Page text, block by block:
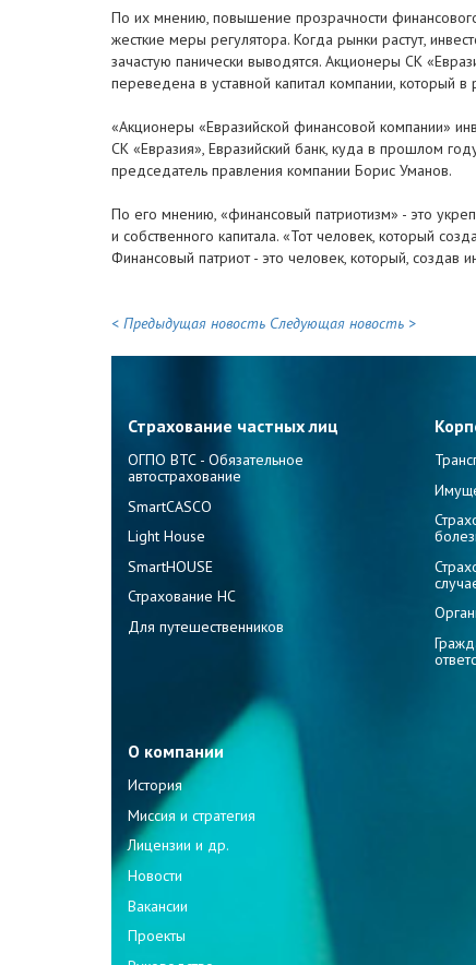
По их мнению, повышение прозрачности
жесткие меры регулятора. Когда рынки растут,
зачастую панически выводятся. Акционеры СК
переведена в уставной капитал компании, который
«Акционеры «Евразийской финансовой компании»
СК «Евразия», Евразийский банк, куда в прошлом
председатель правления компании Борис Уманов.
По его мнению, «финансовый патриотизм» - это
и собственного капитала. «Тот человек, который
Финансовый патриот - это человек, который, создав
< Предыдущая новость Следующая новость >
Страхование частных лиц
ОГПО ВТС - Обязательное
автострахование
SmartCASCO
Light House
SmartHOUSE
Страхование НС
Для путешественников
О компании
История
Миссия и стратегия
Лицензии и др.
Новости
Вакансии
Проекты